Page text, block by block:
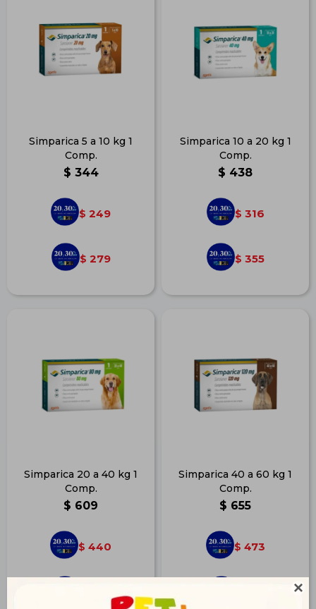

Simparica 5 a 10 kg 1
Comp.
$ 344
$ 249
$ 279
Simparica 10 a 20 kg 1
Comp.
$ 438
$ 316
$ 355
Simparica 20 a 40 kg 1
Comp.
$ 609
$ 440
Simparica 40 a 60 kg 1
Comp.
$ 655
$ 473